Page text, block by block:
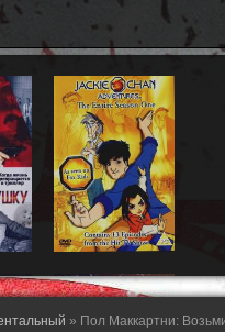
» Пол Маккартни: Возьми это там…